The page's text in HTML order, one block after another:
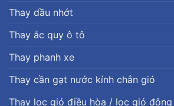
Thay dầu nhớt
Thay ắc quy ô tô
Thay phanh xe
Thay cần gạt nước kính chắn gió
Thay lọc gió điều hòa / lọc gió